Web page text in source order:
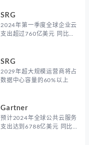
SRG
2024年第一季度全球企业云
支出超过760亿美元 同比增
SRG
2029年超大规模运营商将占
数据中心容量的60%以上
Gartner
预计2024年全球公共云服务
支出达到6788亿美元 同比